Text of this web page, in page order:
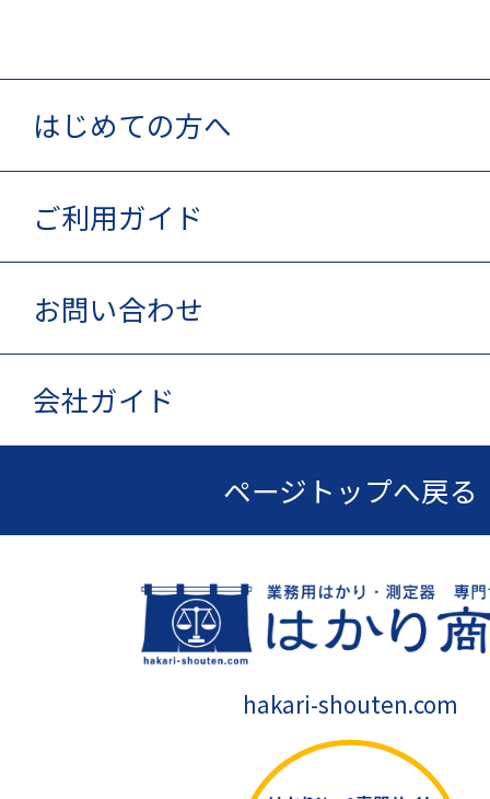
はじめての方へ
ご利用ガイド
お問い合わせ
会社ガイド
ページトップへ戻る
hakari-shouten.com